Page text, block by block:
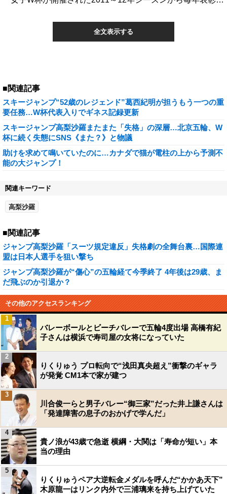
全文表示する
■関連記事
スキージャンプ“52歳のレジェンド”葛西紀明が担うもう一つの重
要任務…W杯代表入りでギネス記録更新
スキージャンプ高梨沙羅またまた「失格」の深層…北京五輪、W
杯に続く失態にSNS《また？》と物議
助けを求めて鳴いていたのに…カナダで猫が電柱の上から予測不
能の大ジャンプ！
関連キーワード
高梨沙羅
■関連記事
ジャンプ高梨沙羅「スーツ規定違反」失格劇の全舞台裏…国際連
盟は日本人選手を狙い撃ち
ジャンプ高梨沙羅が“傷心”の五輪経て今季終了 4年後は29歳、ま
だ飛ぶのか引退か？
その他のアクセスランキング
バレーボールとビーチバレーで五輪4度出場 高橋有紀
子さんは横浜で寿司屋の女将になっていた
1
りくりゅう プロ転向で“浅田真央超え”衝撃のギャラ
が発覚 CM1本で家が建つ
2
川合俊一らと男子バレー“御三家”だった井上謙さんは
「発達障害の息子のおかげで学んだ」
3
貴ノ浪が43歳で急逝 横綱・大関は「寿命が短い」本
当の理由
4
りくりゅうペア大逆転金メダルを呼んだ“かかあ天下”
木原龍一はリンク内外で三浦璃来を持ち上げていた
5